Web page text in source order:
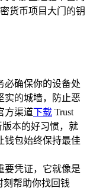
货币项目大门的钥
必确保你的设备处
实的城墙，防止恶
方渠道下载 Trust
版本的好习惯，就
钱包始终保持最佳
要凭证，它就像是
刻帮助你找回钱